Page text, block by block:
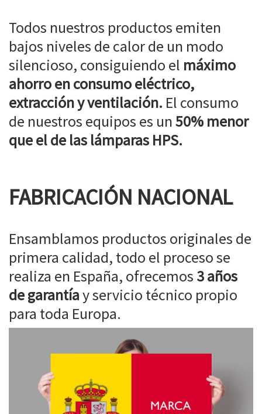
Todos nuestros productos emiten
bajos niveles de calor de un modo
silencioso, consiguiendo el máximo
ahorro en consumo eléctrico,
extracción y ventilación. El consumo
de nuestros equipos es un50% menor
que el de las lámparas HPS.
FABRICACIÓN NACIONAL
Ensamblamos productos originales de
primera calidad, todo el proceso se
realiza en España, ofrecemos 3 años
de garantíay servicio técnico propio
para toda Europa.